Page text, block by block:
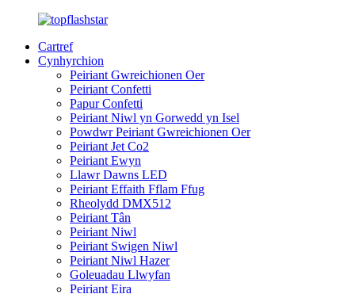
Cartref
Cynhyrchion
Peiriant Gwreichionen Oer
Peiriant Confetti
Papur Confetti
Peiriant Niwl yn Gorwedd yn Isel
Powdwr Peiriant Gwreichionen Oer
Peiriant Jet Co2
Peiriant Ewyn
Llawr Dawns LED
Peiriant Effaith Fflam Ffug
Rheolydd DMX512
Peiriant Tân
Peiriant Niwl
Peiriant Swigen Niwl
Peiriant Niwl Hazer
Goleuadau Llwyfan
Peiriant Eira